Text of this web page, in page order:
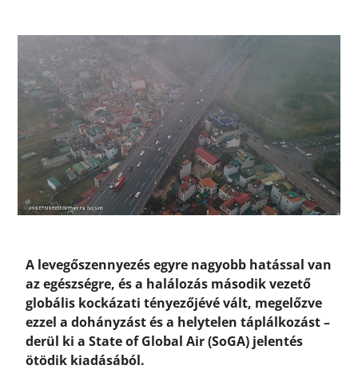
A levegőszennyezés egyre nagyobb hatással van
az egészségre, és a halálozás második vezető
globális kockázati tényezőjévé vált, megelőzve
ezzel a dohányzást és a helytelen táplálkozást –
derül ki a State of Global Air (SoGA) jelentés
ötödik kiadásából.